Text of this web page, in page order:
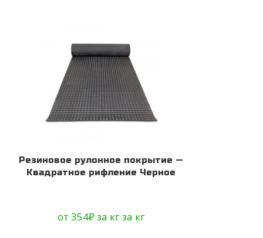
Резиновое рулонное покрытие —
Квадратное рифление Черное
от 354₽за кгза кг